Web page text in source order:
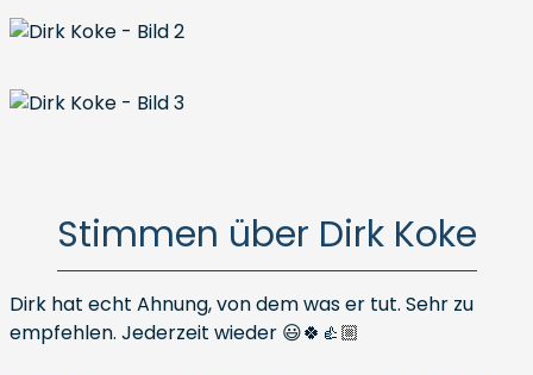
Stimmen über Dirk Koke
Dirk hat echt Ahnung, von dem was er tut. Sehr zu
empfehlen. Jederzeit wieder 😃🍀👍🏼